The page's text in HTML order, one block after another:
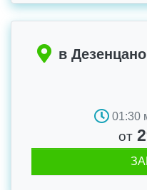
в Дезенцано
01:30
от